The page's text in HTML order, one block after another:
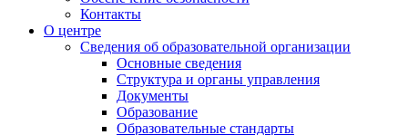
Контакты
О центре
Сведения об образовательной организации
Основные сведения
Структура и органы управления
Документы
Образование
Образовательные стандарты